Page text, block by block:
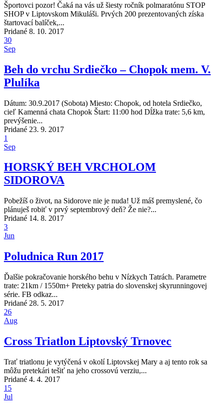
Športovci pozor! Čaká na vás už šiesty ročník polmaratónu STOP
SHOP v Liptovskom Mikuláši. Prvých 200 prezentovaných získa
štartovací balíček,...
Pridané 8. 10. 2017
30
Sep
Beh do vrchu Srdiečko – Chopok mem. V.
Plulíka
Dátum: 30.9.2017 (Sobota) Miesto: Chopok, od hotela Srdiečko,
cieľ Kamenná chata Chopok Štart: 11:00 hod Dĺžka trate: 5,6 km,
prevýšenie...
Pridané 23. 9. 2017
1
Sep
HORSKÝ BEH VRCHOLOM
SIDOROVA
Pobežíš o život, na Sidorove nie je nuda! Už máš premyslené, čo
plánuješ robiť v prvý septembrový deň? Že nie?...
Pridané 14. 8. 2017
3
Jun
Poludnica Run 2017
Ďalšie pokračovanie horského behu v Nízkych Tatrách. Parametre
trate: 21km / 1550m+ Preteky patria do slovenskej skyrunningovej
série. FB odkaz...
Pridané 28. 5. 2017
26
Aug
Cross Triatlon Liptovský Trnovec
Trať triatlonu je vytýčená v okolí Liptovskej Mary a aj tento rok sa
môžu pretekári tešiť na jeho crossovú verziu,...
Pridané 4. 4. 2017
15
Jul